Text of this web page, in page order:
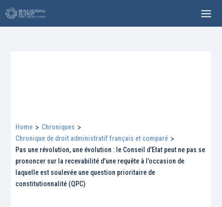
Home > Chroniques >
Chronique de droit administratif français et comparé >
Pas une révolution, une évolution : le Conseil d’Etat peut ne pas se
prononcer sur la recevabilité d’une requête à l’occasion de
laquelle est soulevée une question prioritaire de
constitutionnalité (QPC)